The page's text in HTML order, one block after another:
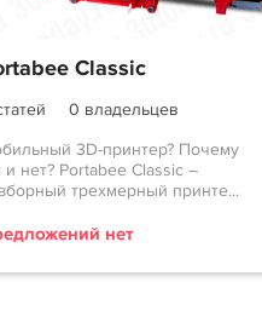
Classic
0 владельцев
3D-принтер? Почему
нет? Portabee Classic –
трехмерный принте...
нет